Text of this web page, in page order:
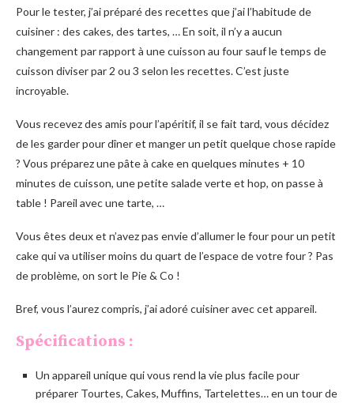
Pour le tester, j’ai préparé des recettes que j’ai l’habitude de
cuisiner : des cakes, des tartes, … En soit, il n’y a aucun
changement par rapport à une cuisson au four sauf le temps de
cuisson diviser par 2 ou 3 selon les recettes. C’est juste
incroyable.
Vous recevez des amis pour l’apéritif, il se fait tard, vous décidez
de les garder pour dîner et manger un petit quelque chose rapide
? Vous préparez une pâte à cake en quelques minutes + 10
minutes de cuisson, une petite salade verte et hop, on passe à
table ! Pareil avec une tarte, …
Vous êtes deux et n’avez pas envie d’allumer le four pour un petit
cake qui va utiliser moins du quart de l’espace de votre four ? Pas
de problème, on sort le Pie & Co !
Bref, vous l’aurez compris, j’ai adoré cuisiner avec cet appareil.
Spécifications :
Un appareil unique qui vous rend la vie plus facile pour
préparer Tourtes, Cakes, Muffins, Tartelettes… en un tour de